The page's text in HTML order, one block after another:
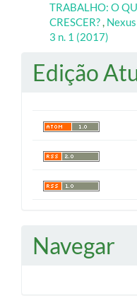
TRABALHO: O
CRESCER?,
3 n. 1 (2017)
Edição
Navegar